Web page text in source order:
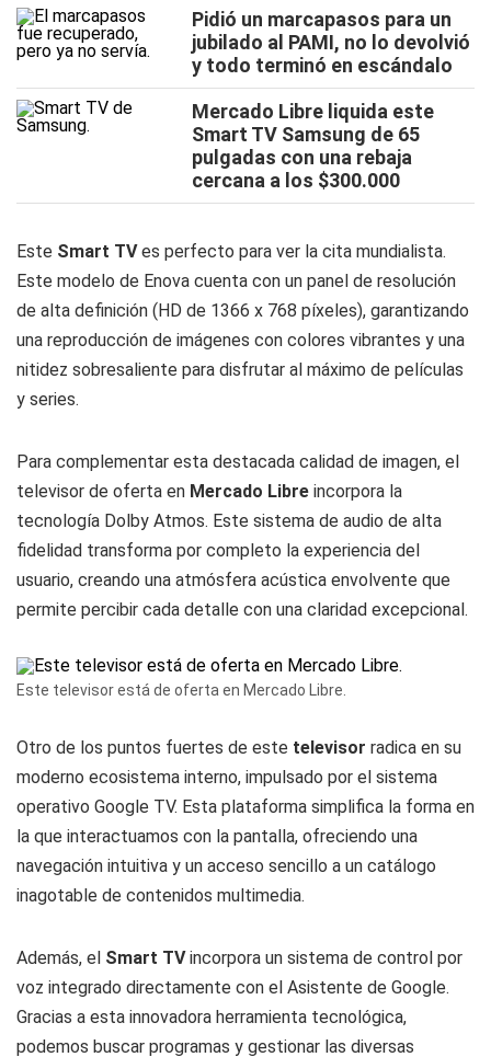
Pidió un marcapasos para un
jubilado al PAMI, no lo devolvió
y todo terminó en escándalo
Mercado Libre liquida este
Smart TV Samsung de 65
pulgadas con una rebaja
cercana a los $300.000
Este Smart TVes perfecto para ver la cita mundialista.
Este modelo de Enova cuenta con un panel de resolución
de alta definición (HD de 1366 x 768 píxeles), garantizando
una reproducción de imágenes con colores vibrantes y una
nitidez sobresaliente para disfrutar al máximo de películas
y series.
Para complementar esta destacada calidad de imagen, el
televisor de oferta en Mercado Libre incorpora la
tecnología Dolby Atmos. Este sistema de audio de alta
fidelidad transforma por completo la experiencia del
usuario, creando una atmósfera acústica envolvente que
permite percibir cada detalle con una claridad excepcional.
Este televisor está de oferta en Mercado Libre.
Otro de los puntos fuertes de este televisor radica en su
moderno ecosistema interno, impulsado por el sistema
operativo Google TV. Esta plataforma simplifica la forma en
la que interactuamos con la pantalla, ofreciendo una
navegación intuitiva y un acceso sencillo a un catálogo
inagotable de contenidos multimedia.
Además, el Smart TVincorpora un sistema de control por
voz integrado directamente con el Asistente de Google.
Gracias a esta innovadora herramienta tecnológica,
podemos buscar programas y gestionar las diversas